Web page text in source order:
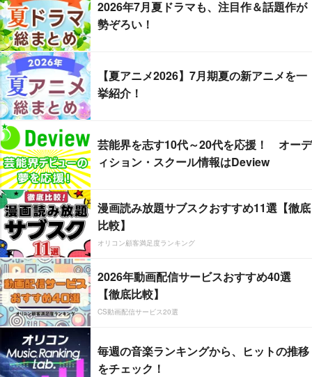
2026年7月夏ドラマも、注目作＆話題作が
勢ぞろい！
【夏アニメ2026】7月期夏の新アニメを一
挙紹介！
芸能界を志す10代～20代を応援！ オーデ
ィション・スクール情報はDeview
漫画読み放題サブスクおすすめ11選【徹底
比較】
オリコン顧客満足度ランキング
2026年動画配信サービスおすすめ40選
【徹底比較】
CS動画配信サービス20選
毎週の音楽ランキングから、ヒットの推移
をチェック！